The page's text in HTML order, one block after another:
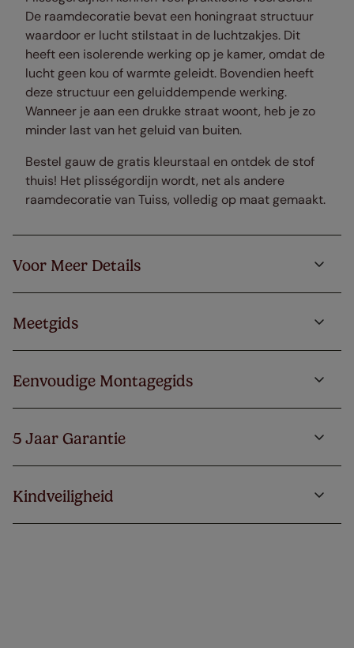
De raamdecoratie bevat een honingraat structuur
waardoor er lucht stilstaat in de luchtzakjes. Dit
heeft een isolerende werking op je kamer, omdat de
lucht geen kou of warmte geleidt. Bovendien heeft
deze structuur een geluiddempende werking.
Wanneer je aan een drukke straat woont, heb je zo
minder last van het geluid van buiten.
Bestel gauw de gratis kleurstaal en ontdek de stof
thuis! Het plisségordijn wordt, net als andere
raamdecoratie van Tuiss, volledig op maat gemaakt.
Voor Meer Details
Meetgids
Eenvoudige Montagegids
5 Jaar Garantie
Kindveiligheid